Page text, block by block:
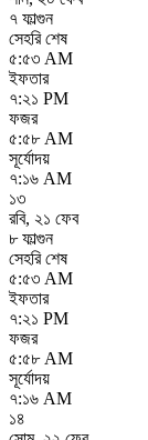
৭ ফাল্গুন
সেহরি শেষ
৫:৫৩ AM
ইফতার
৭:২১ PM
ফজর
৫:৫৮ AM
সূর্যোদয়
৭:১৬ AM
১৩
রবি, ২১ ফেব
৮ ফাল্গুন
সেহরি শেষ
৫:৫৩ AM
ইফতার
৭:২১ PM
ফজর
৫:৫৮ AM
সূর্যোদয়
৭:১৬ AM
১৪